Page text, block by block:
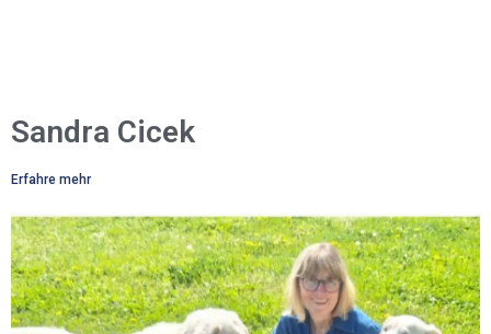
Sandra Cicek
Erfahre mehr